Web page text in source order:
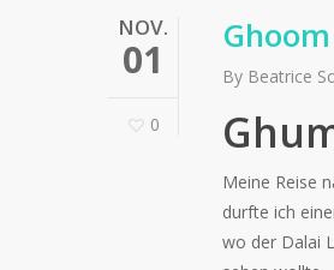
NOV.
01
0
By Beatrice
Meine Reise
durfte ich
wo der Dalai